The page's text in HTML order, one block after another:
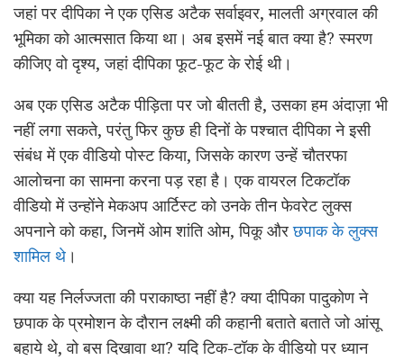
जहां पर दीपिका ने एक एसिड अटैक सर्वाइवर, मालती अग्रवाल की
भूमिका को आत्मसात किया था। अब इसमें नई बात क्या है? स्मरण
कीजिए वो दृश्य, जहां दीपिका फूट-फूट के रोई थी।
अब एक एसिड अटैक पीड़िता पर जो बीतती है, उसका हम अंदाज़ा भी
नहीं लगा सकते, परंतु फिर कुछ ही दिनों के पश्चात दीपिका ने इसी
संबंध में एक वीडियो पोस्ट किया, जिसके कारण उन्हें चौतरफा
आलोचना का सामना करना पड़ रहा है। एक वायरल टिकटॉक
वीडियो में उन्होंने मेकअप आर्टिस्ट को उनके तीन फेवरेट लुक्स
अपनाने को कहा, जिनमें ओम शांति ओम, पिकू औरछपाक के लुक्स
शामिल थे ।
क्या यह निर्लज्जता की पराकाष्ठा नहीं है? क्या दीपिका पादुकोण ने
छपाक के प्रमोशन के दौरान लक्ष्मी की कहानी बताते बताते जो आंसू
बहाये थे, वो बस दिखावा था? यदि टिक-टॉक के वीडियो पर ध्यान